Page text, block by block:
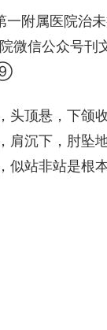
一附属医院治
微信公众号刊
⑨
头顶悬，下颌收
肩沉下，肘坠地
似站非站是根本